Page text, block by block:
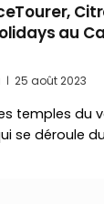
au
25 août 2023
temples du
se déroule